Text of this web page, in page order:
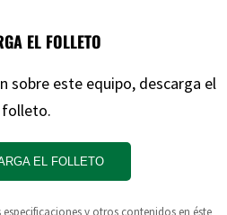
EL FOLLETO
sobre este equipo, descarga el
folleto.
EL FOLLETO
y otros contenidos en éste